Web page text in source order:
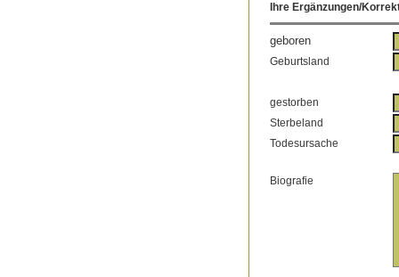
Ihre Ergänzungen/
geboren
Geburtsland
gestorben
Sterbeland
Todesursache
Biografie